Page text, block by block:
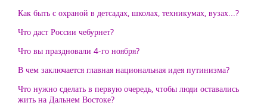
Как быть с охраной в детсадах, школах, техникумах, вузах...?
Что даст России чебурнет?
Что вы праздновали 4-го ноября?
В чем заключается главная национальная идея путинизма?
Что нужно сделать в первую очередь, чтобы люди оставались
жить на Дальнем Востоке?